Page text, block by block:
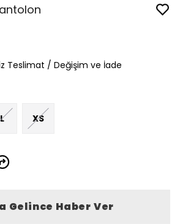
Teslimat / Değişim ve İade
L XS
Gelince Haber Ver